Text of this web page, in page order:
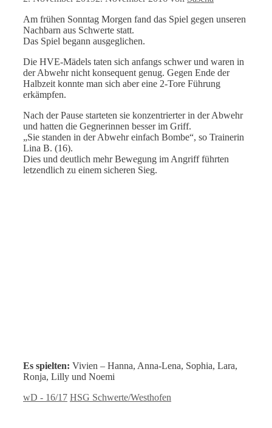
Am frühen Sonntag Morgen fand das Spiel gegen unseren
Nachbarn aus Schwerte statt.
Das Spiel begann ausgeglichen.
Die HVE-Mädels taten sich anfangs schwer und waren in
der Abwehr nicht konsequent genug. Gegen Ende der
Halbzeit konnte man sich aber eine 2-Tore Führung
erkämpfen.
Nach der Pause starteten sie konzentrierter in der Abwehr
und hatten die Gegnerinnen besser im Griff.
„Sie standen in der Abwehr einfach Bombe“, so Trainerin
Lina B. (16).
Dies und deutlich mehr Bewegung im Angriff führten
letzendlich zu einem sicheren Sieg.
Es spielten: Vivien – Hanna, Anna-Lena, Sophia, Lara,
Ronja, Lilly und Noemi
Kategorien
wD - 16/17 Schlagwörter
HSG Schwerte/Westhofen